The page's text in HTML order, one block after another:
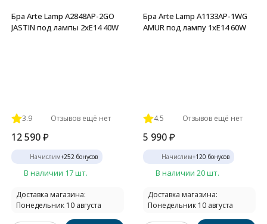
Бра Arte Lamp A2848AP-2GO
JASTIN под лампы 2xE14 40W
3.9 Отзывов ещё нет
12 590₽
Начислим+252 бонусов
В наличии 17 шт.
Доставка магазина:
Понедельник 10 августа
Бра Arte Lamp A1133AP-1WG
AMUR под лампу 1xE14 60W
4.5 Отзывов ещё нет
5 990₽
Начислим+120 бонусов
В наличии 20 шт.
Доставка магазина:
Понедельник 10 августа